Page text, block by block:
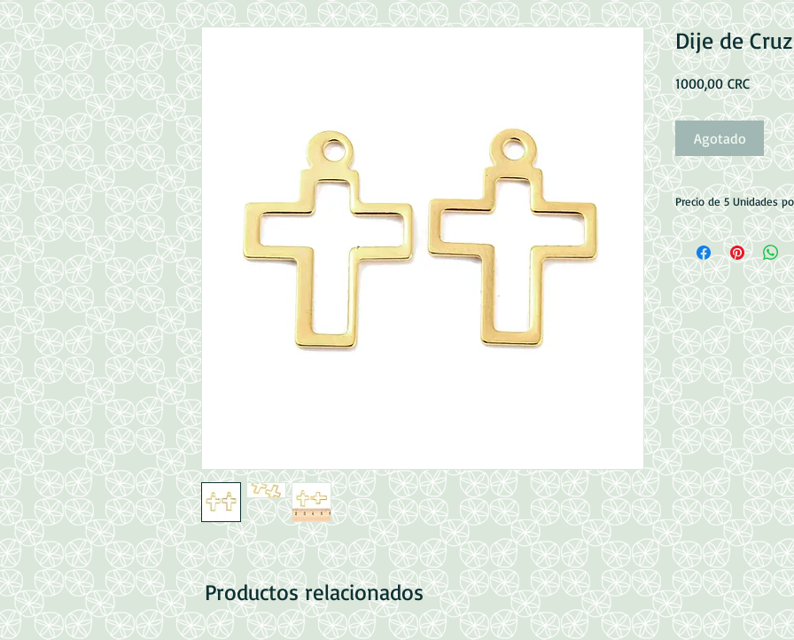
Dije de
1000,00 CRCPrecio
Agotado
Precio de 5 Unidades
Acero Inoxidable 201
Medidas:
Perforacion: 1.8mm
Productos relacionados